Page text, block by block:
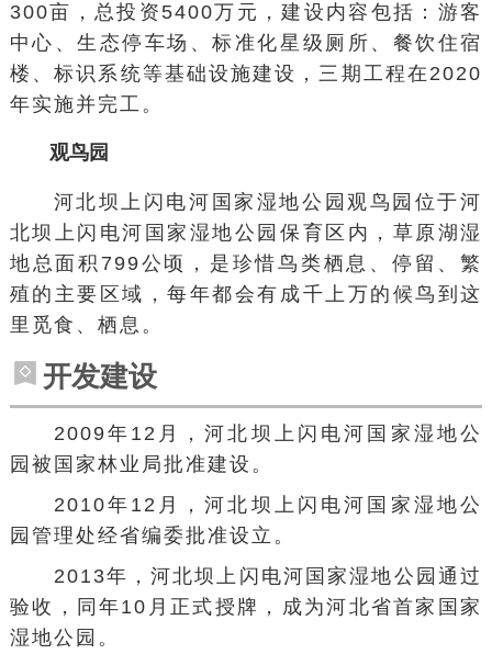
300亩，总投资5400万元，建设内容包括：游客
中心、生态停车场、标准化星级厕所、餐饮住宿
楼、标识系统等基础设施建设，三期工程在2020
年实施并完工。
观鸟园
河北坝上闪电河国家湿地公园观鸟园位于河
北坝上闪电河国家湿地公园保育区内，草原湖湿
地总面积799公顷，是珍惜鸟类栖息、停留、繁
殖的主要区域，每年都会有成千上万的候鸟到这
里觅食、栖息。
开发建设
2009年12月，河北坝上闪电河国家湿地公
园被国家林业局批准建设。
2010年12月，河北坝上闪电河国家湿地公
园管理处经省编委批准设立。
2013年，河北坝上闪电河国家湿地公园通过
验收，同年10月正式授牌，成为河北省首家国家
湿地公园。